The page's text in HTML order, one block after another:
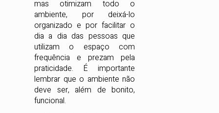
mas otimizam todo o
ambiente, por deixá-lo
organizado e por facilitar o
dia a dia das pessoas que
utilizam o espaço com
frequência e prezam pela
praticidade. É importante
lembrar que o ambiente não
deve ser, além de bonito,
funcional.